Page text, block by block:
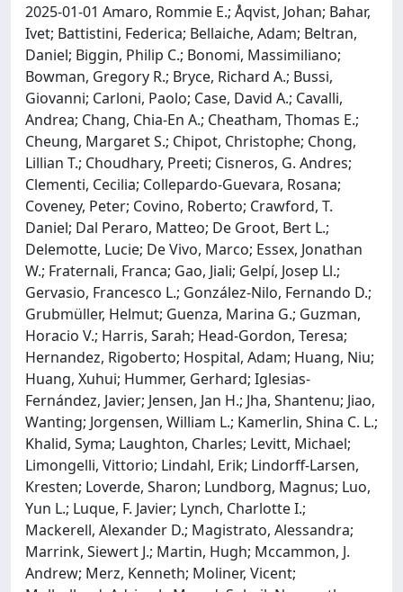
2025-01-01 Amaro, Rommie E.; Åqvist, Johan; Bahar,
Ivet; Battistini, Federica; Bellaiche, Adam; Beltran,
Daniel; Biggin, Philip C.; Bonomi, Massimiliano;
Bowman, Gregory R.; Bryce, Richard A.; Bussi,
Giovanni; Carloni, Paolo; Case, David A.; Cavalli,
Andrea; Chang, Chia-En A.; Cheatham, Thomas E.;
Cheung, Margaret S.; Chipot, Christophe; Chong,
Lillian T.; Choudhary, Preeti; Cisneros, G. Andres;
Clementi, Cecilia; Collepardo-Guevara, Rosana;
Coveney, Peter; Covino, Roberto; Crawford, T.
Daniel; Dal Peraro, Matteo; De Groot, Bert L.;
Delemotte, Lucie; De Vivo, Marco; Essex, Jonathan
W.; Fraternali, Franca; Gao, Jiali; Gelpí, Josep Ll.;
Gervasio, Francesco L.; González-Nilo, Fernando D.;
Grubmüller, Helmut; Guenza, Marina G.; Guzman,
Horacio V.; Harris, Sarah; Head-Gordon, Teresa;
Hernandez, Rigoberto; Hospital, Adam; Huang, Niu;
Huang, Xuhui; Hummer, Gerhard; Iglesias-
Fernández, Javier; Jensen, Jan H.; Jha, Shantenu; Jiao,
Wanting; Jorgensen, William L.; Kamerlin, Shina C. L.;
Khalid, Syma; Laughton, Charles; Levitt, Michael;
Limongelli, Vittorio; Lindahl, Erik; Lindorff-Larsen,
Kresten; Loverde, Sharon; Lundborg, Magnus; Luo,
Yun L.; Luque, F. Javier; Lynch, Charlotte I.;
Mackerell, Alexander D.; Magistrato, Alessandra;
Marrink, Siewert J.; Martin, Hugh; Mccammon, J.
Andrew; Merz, Kenneth; Moliner, Vicent;